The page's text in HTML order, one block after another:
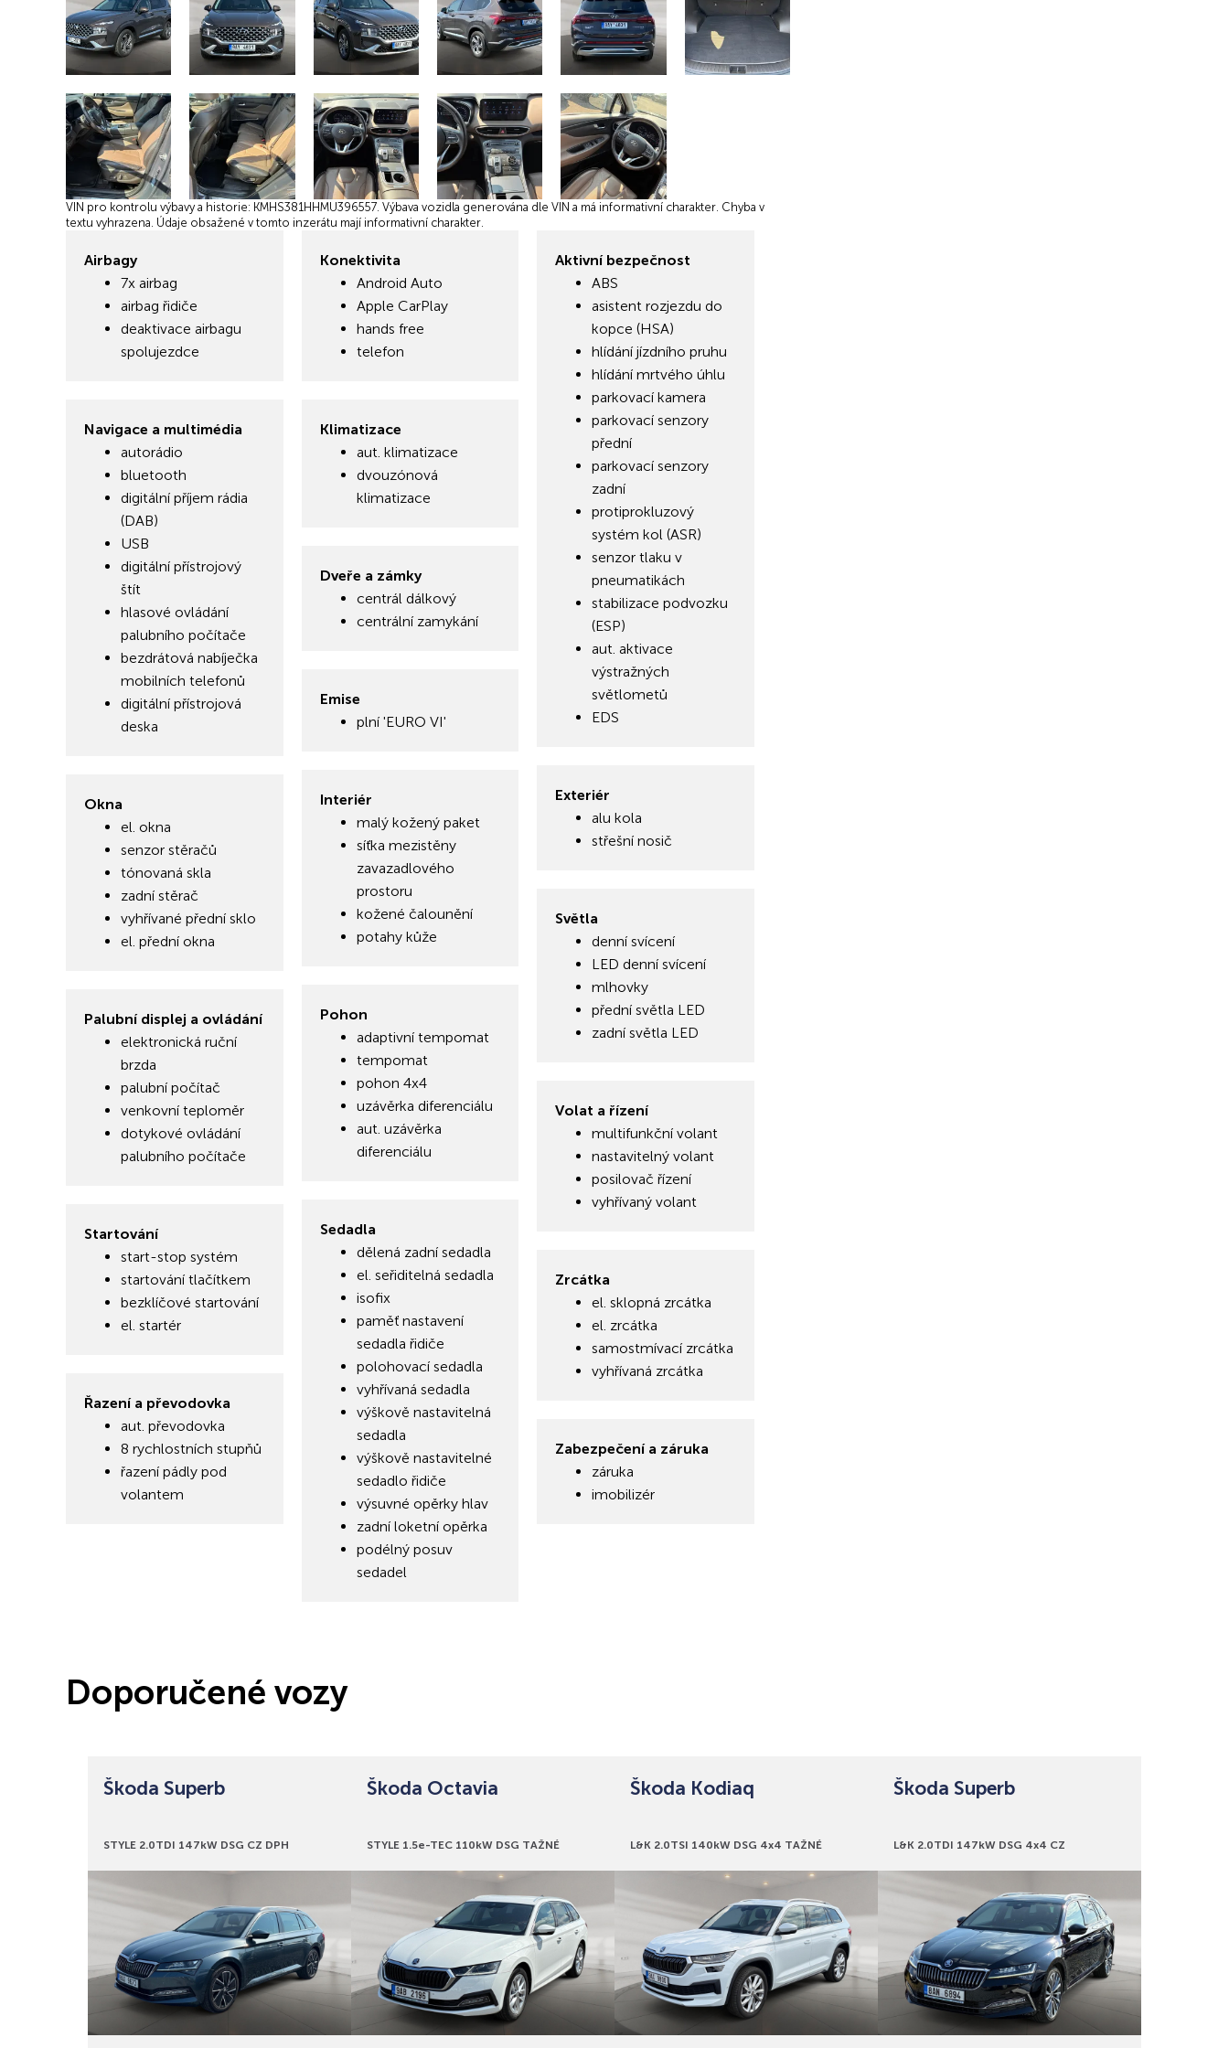
Poznámka
VIN pro kontrolu výbavy a historie: KMHS381HHMU396557. Výbava vozidla generována dle VIN a má informativní charakter. Chyba v
textu vyhrazena. Údaje obsažené v tomto inzerátu mají informativní charakter.
Airbagy
7x airbag
airbag řidiče
deaktivace airbagu
spolujezdce
Konektivita
Android Auto
Apple CarPlay
hands free
telefon
Aktivní bezpečnost
ABS
asistent rozjezdu do
kopce (HSA)
hlídání jízdního pruhu
hlídání mrtvého úhlu
parkovací kamera
parkovací senzory
přední
parkovací senzory
zadní
protiprokluzový
systém kol (ASR)
senzor tlaku v
pneumatikách
stabilizace podvozku
(ESP)
aut. aktivace
výstražných
světlometů
EDS
Navigace a multimédia
autorádio
bluetooth
digitální příjem rádia
(DAB)
USB
digitální přístrojový
štít
hlasové ovládání
palubního počítače
bezdrátová nabíječka
mobilních telefonů
digitální přístrojová
deska
Klimatizace
aut. klimatizace
dvouzónová
klimatizace
Dveře a zámky
centrál dálkový
centrální zamykání
Emise
plní 'EURO VI'
Exteriér
alu kola
střešní nosič
Interiér
malý kožený paket
síťka mezistěny
zavazadlového
prostoru
kožené čalounění
potahy kůže
Okna
el. okna
senzor stěračů
tónovaná skla
zadní stěrač
vyhřívané přední sklo
el. přední okna
Světla
denní svícení
LED denní svícení
mlhovky
přední světla LED
zadní světla LED
Pohon
adaptivní tempomat
tempomat
pohon 4x4
uzávěrka diferenciálu
aut. uzávěrka
diferenciálu
Palubní displej a ovládání
elektronická ruční
brzda
palubní počítač
venkovní teploměr
dotykové ovládání
palubního počítače
Volat a řízení
multifunkční volant
nastavitelný volant
posilovač řízení
vyhřívaný volant
Sedadla
dělená zadní sedadla
el. seřiditelná sedadla
isofix
paměť nastavení
sedadla řidiče
polohovací sedadla
vyhřívaná sedadla
výškově nastavitelná
sedadla
výškově nastavitelné
sedadlo řidiče
výsuvné opěrky hlav
zadní loketní opěrka
podélný posuv
sedadel
Startování
start-stop systém
startování tlačítkem
bezklíčové startování
el. startér
Zrcátka
el. sklopná zrcátka
el. zrcátka
samostmívací zrcátka
vyhřívaná zrcátka
Řazení a převodovka
aut. převodovka
8 rychlostních stupňů
řazení pádly pod
volantem
Zabezpečení a záruka
záruka
imobilizér
Doporučené vozy
Škoda Superb
Bonusy
STYLE 2.0TDI 147kW DSG CZ DPH
Škoda Octavia
Bonusy
STYLE 1.5e-TEC 110kW DSG TAŽNÉ
Škoda Kodiaq
Bonusy
L&K 2.0TSI 140kW DSG 4x4 TAŽNÉ
Škoda Superb
Bonusy
L&K 2.0TDI 147kW DSG 4x4 CZ